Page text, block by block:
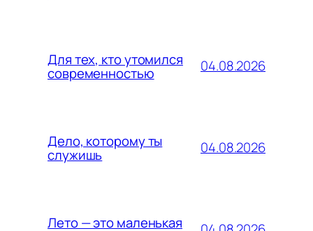
Для тех, кто утомился
современностью 04.08.2026
Дело, которому ты
служишь 04.08.2026
Лето — это маленькая